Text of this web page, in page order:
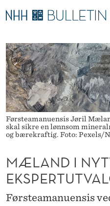
M
Æ
L
A
N
D
N
Y
T
T
O
V
E
D
M
E
N
Ø
K
I
N
E
T
T
S
T
E
D
E
T
Stipendiater og nye
Disputaser
Ekspertutvalg
Om Bulletin
Førsteamanuensis Jøril
skal sikre en lønnsom
og bærekraftig. Foto: Pexels/
MÆLAND I
Førsteamanuensis